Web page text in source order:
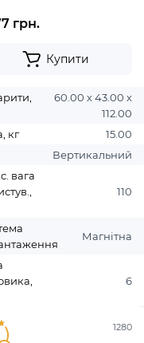
грн.
Купити
60.00 х 43.00 х
112.00
кг
15.00
Вертикальний
вага
110
Магнітна
6
1280